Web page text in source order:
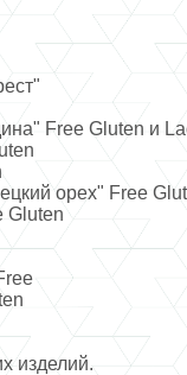
Free Gluten и
орех" Free
Gluten
изделий.